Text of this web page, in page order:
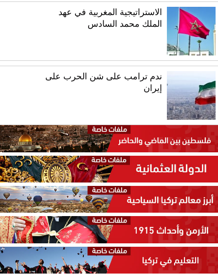
الاستراتيجية المغربية في عهد
الملك محمد السادس
ندم ترامب على شن الحرب على
إيران